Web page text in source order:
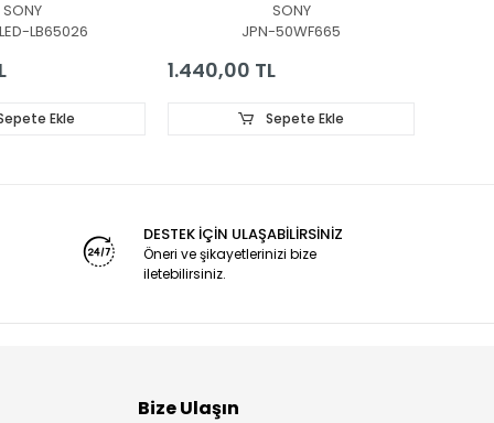
SONY
LB65026
Ekle
00685A, SONY KDL-
50W665F KDL-50W660F
KDL-50WF663 KDL-
50W660G LM41-00541A
SONY
JPN-50WF665
1.440,00 TL
Sepete Ekle
DESTEK İÇİN ULAŞABİLİRSİNİZ
Öneri ve şikayetlerinizi bize
iletebilirsiniz.
Bize Ulaşın